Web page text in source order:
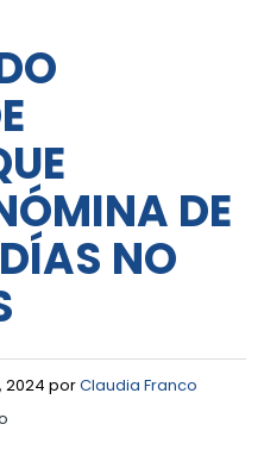
DE
NO
2024 porClaudia Franco